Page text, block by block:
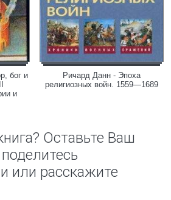
бог и
и
Ричард Данн - Эпоха
религиозных войн. 1559—1689
Оставьте Ваш
или расскажите